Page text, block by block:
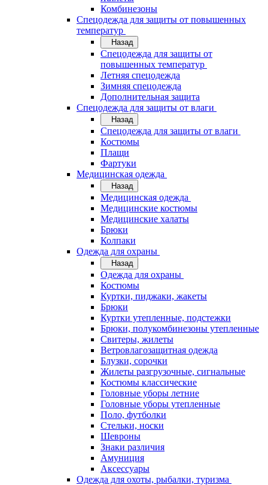
Комбинезоны
Спецодежда для защиты от повышенных
температур
Назад
Спецодежда для защиты от
повышенных температур
Летняя спецодежда
Зимняя спецодежда
Дополнительная защита
Спецодежда для защиты от влаги
Назад
Спецодежда для защиты от влаги
Костюмы
Плащи
Фартуки
Медицинская одежда
Назад
Медицинская одежда
Медицинские костюмы
Медицинские халаты
Брюки
Колпаки
Одежда для охраны
Назад
Одежда для охраны
Костюмы
Куртки, пиджаки, жакеты
Брюки
Куртки утепленные, подстежки
Брюки, полукомбинезоны утепленные
Свитеры, жилеты
Ветровлагозащитная одежда
Блузки, сорочки
Жилеты разгрузочные, сигнальные
Костюмы классические
Головные уборы летние
Головные уборы утепленные
Поло, футболки
Стельки, носки
Шевроны
Знаки различия
Амуниция
Аксессуары
Одежда для охоты, рыбалки, туризма